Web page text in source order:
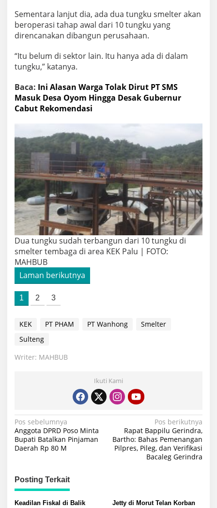
Sementara lanjut dia, ada dua tungku smelter akan
beroperasi tahap awal dari 10 tungku yang
direncanakan dibangun perusahaan.
“Itu belum di sektor lain. Itu hanya ada di dalam
tungku,” katanya.
Baca: Ini Alasan Warga Tolak Dirut PT SMS
Masuk Desa Oyom Hingga Desak Gubernur
Cabut Rekomendasi
Dua tungku sudah terbangun dari 10 tungku di
smelter tembaga di area KEK Palu | FOTO:
MAHBUB
Laman berikutnya
1 2 3
KEK PT PHAM PT Wanhong
Smelter
Sulteng
Writer: MAHBUB
Ikuti Kami
Navigasi
pos
Pos sebelumnya
Anggota DPRD Poso Minta
Bupati Batalkan Pinjaman
Daerah Rp 80 M
Pos berikutnya
Rapat Bappilu Gerindra,
Bartho: Bahas Pemenangan
Pilpres, Pileg, dan Verifikasi
Bacaleg Gerindra
Posting Terkait
Keadilan Fiskal di Balik Jetty di Morut Telan Korban